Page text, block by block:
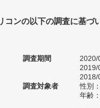
コンの以下の調査に基づ
調査期間
2020/
2019/
2018/
調査対象者
性別
年齢